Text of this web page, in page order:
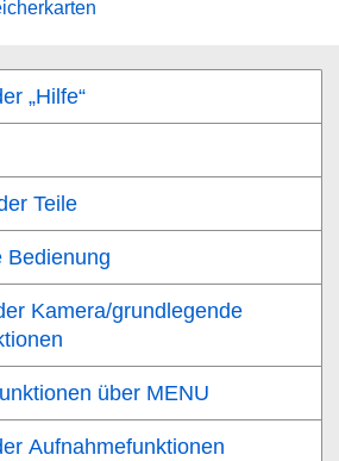
„Hilfe“
Teile
Bedienung
Kamera/grundlegende
über MENU
Aufnahmefunktionen